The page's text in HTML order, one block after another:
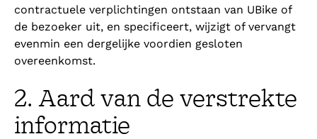
contractuele verplichtingen ontstaan van UBike of
de bezoeker uit, en specificeert, wijzigt of vervangt
evenmin een dergelijke voordien gesloten
overeenkomst.
2. Aard van de verstrekte
informatie